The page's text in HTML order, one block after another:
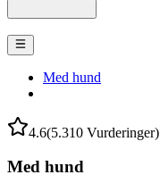
Med hund
4.6(5.310 Vurderinger)
Med hund